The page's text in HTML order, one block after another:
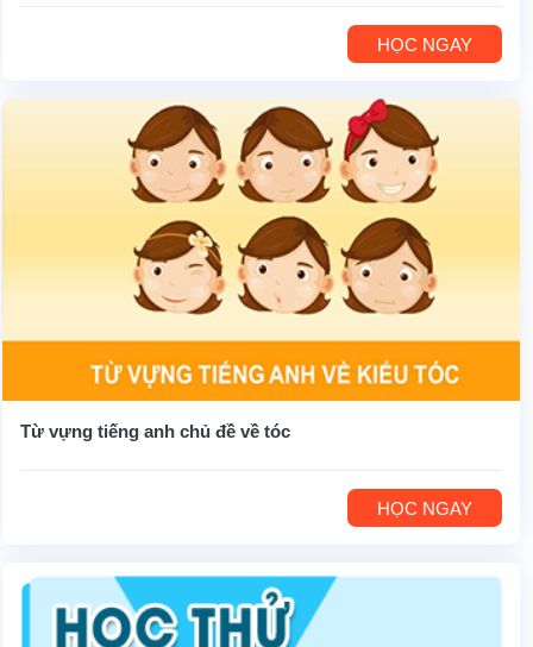
HỌC NGAY
Từ vựng tiếng anh chủ đề về tóc
HỌC NGAY